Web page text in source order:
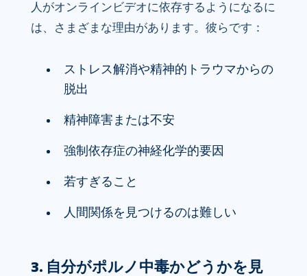
人がオンラインビデオに依存するようになるに
は、さまざまな理由があります。彼らです：
ストレス解消や精神的トラウマからの
脱出
精神障害または不安
強制依存症の神経化学的要因
若すぎること
人間関係を見つけるのは難しい
3. 自分がポルノ中毒かどうかを見